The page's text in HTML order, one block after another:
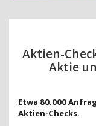
Aktien-
Aktie
Etwa 80.000
Aktien-Checks.